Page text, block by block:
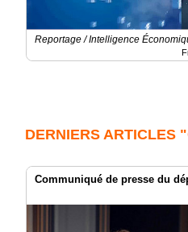
Reportage / Intelligence
DERNIERS ARTICLES
Communiqué de presse du